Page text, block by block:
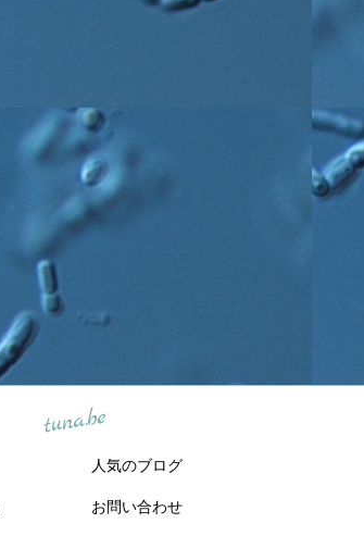
tuna.be
人気のブログ
お問い合わせ